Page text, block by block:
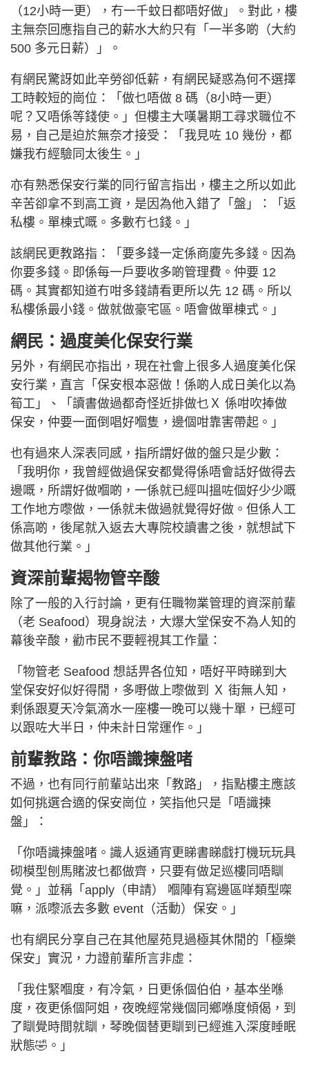
（12小時一更），冇一千蚊日都唔好做」。對此，樓
主無奈回應指自己的薪水大約只有「一半多啲（大約
500 多元日薪）」。
有網民驚訝如此辛勞卻低薪，有網民疑惑為何不選擇
工時較短的崗位：「做乜唔做 8 碼（8小時一更）
呢？又唔係等錢使。」但樓主大嘆暑期工尋求職位不
易，自己是迫於無奈才接受：「我見咗 10 幾份，都
嫌我冇經驗同太後生。」
亦有熟悉保安行業的同行留言指出，樓主之所以如此
辛苦卻拿不到高工資，是因為他入錯了「盤」：「返
私樓。單棟式嘅。多數冇乜錢。」
該網民更教路指：「要多錢一定係商廈先多錢。因為
你要多錢。即係每一戶要收多啲管理費。仲要 12
碼。其實都知道冇咁多錢請看更所以先 12 碼。所以
私樓係最小錢。做就做豪宅區。唔會做單棟式。」
網民：過度美化保安行業
另外，有網民亦指出，現在社會上很多人過度美化保
安行業，直言「保安根本惡做！係啲人成日美化以為
筍工」、「讀書做過都奇怪近排做乜Ｘ 係咁吹捧做
保安，仲要一面倒唱好嗰隻，邊個咁靠害帶起。」
也有過來人深表同感，指所謂好做的盤只是少數：
「我明你，我曾經做過保安都覺得係唔會話好做得去
邊嘅，所謂好做嗰啲，一係就已經叫搵咗個好少少嘅
工作地方嚟做，一係就未做過就覺得好做。但係人工
係高啲，後尾就入返去大專院校讀書之後，就想試下
做其他行業。」
資深前輩揭物管辛酸
除了一般的入行討論，更有任職物業管理的資深前輩
（老 Seafood）現身說法，大爆大堂保安不為人知的
幕後辛酸，勸市民不要輕視其工作量：
「物管老 Seafood 想話畀各位知，唔好平時睇到大
堂保安好似好得閒，多嘢做上嚟做到 Ｘ 街無人知，
剩係跟夏天冷氣滴水一座樓一晚可以幾十單，已經可
以跟咗大半日，仲未計日常運作。」
前輩教路：你唔識揀盤啫
不過，也有同行前輩站出來「教路」，指點樓主應該
如何挑選合適的保安崗位，笑指他只是「唔識揀
盤」：
「你唔識揀盤啫。識人返通宵更睇書睇戲打機玩玩具
砌模型刨馬賭波乜都做齊，只要有做足巡樓同唔瞓
覺。」並稱「apply（申請） 嗰陣有寫邊區咩類型㗎
嘛，派嚟派去多數 event（活動）保安。」
也有網民分享自己在其他屋苑見過極其休閒的「極樂
保安」實況，力證前輩所言非虛：
「我住緊嗰度，有冷氣，日更係個伯伯，基本坐喺
度，夜更係個阿姐，夜晚經常幾個同鄉喺度傾偈，到
了瞓覺時間就瞓，琴晚個替更瞓到已經進入深度睡眠
狀態🤣。」